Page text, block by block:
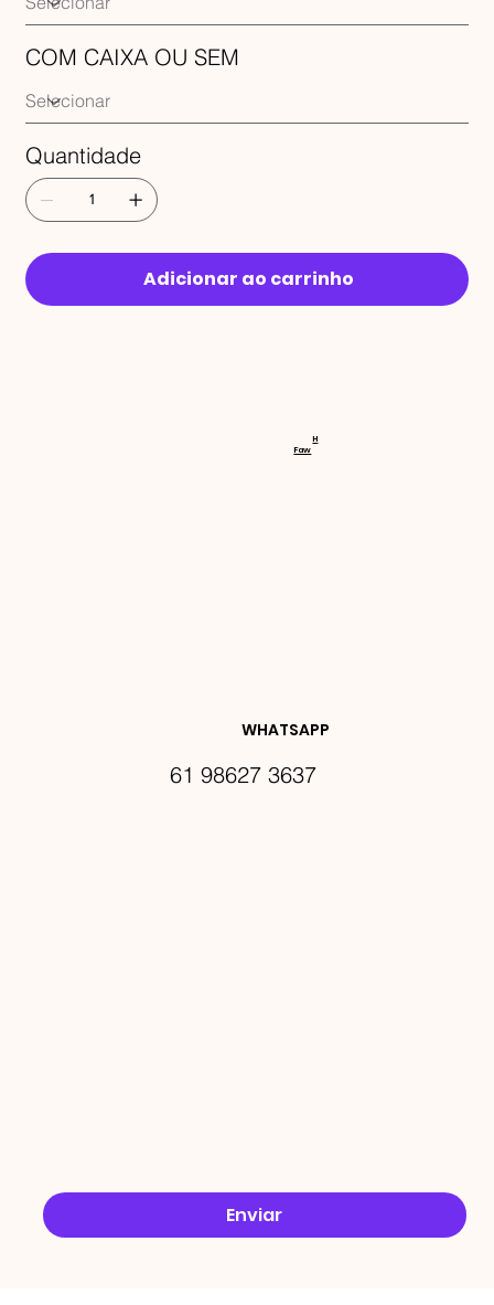
COM CAIXA OU SEM
Quantidade
Adicionar ao carrinho
RECEBA
DES E
Enviar
WHATSAPP
61 98627 3637
Faw
H